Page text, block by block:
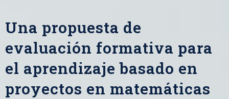
Una propuesta de
evaluación formativa para
el aprendizaje basado en
proyectos en matemáticas